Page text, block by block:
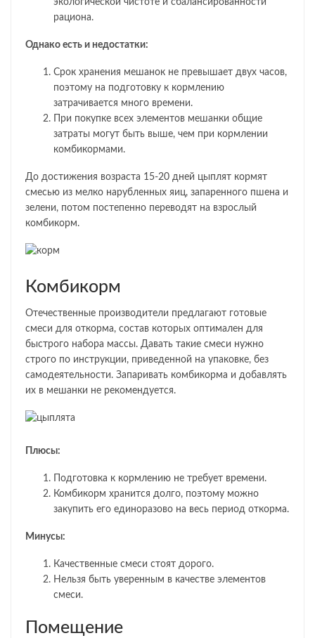
экологической чистоте и сбалансированности
рациона.
Однако есть и недостатки:
Срок хранения мешанок не превышает двух часов,
поэтому на подготовку к кормлению
затрачивается много времени.
При покупке всех элементов мешанки общие
затраты могут быть выше, чем при кормлении
комбикормами.
До достижения возраста 15-20 дней цыплят кормят
смесью из мелко нарубленных яиц, запаренного пшена и
зелени, потом постепенно переводят на взрослый
комбикорм.
Комбикорм
Отечественные производители предлагают готовые
смеси для откорма, состав которых оптимален для
быстрого набора массы. Давать такие смеси нужно
строго по инструкции, приведенной на упаковке, без
самодеятельности. Запаривать комбикорма и добавлять
их в мешанки не рекомендуется.
Плюсы:
Подготовка к кормлению не требует времени.
Комбикорм хранится долго, поэтому можно
закупить его единоразово на весь период откорма.
Минусы:
Качественные смеси стоят дорого.
Нельзя быть уверенным в качестве элементов
смеси.
Помещение